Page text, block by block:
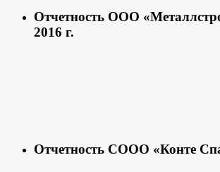
Отчетность ООО
2016 г.
Отчетность СООО «Конте